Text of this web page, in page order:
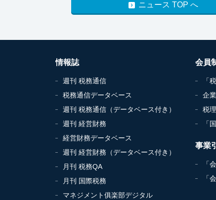
ニュース TOP へ
情報誌
週刊 税務通信
税務通信データベース
週刊 税務通信（データベース付き）
週刊 経営財務
経営財務データベース
週刊 経営財務（データベース付き）
月刊 税務QA
月刊 国際税務
マネジメント俱楽部デジタル
会員
「
企
税
「
事業
「
「